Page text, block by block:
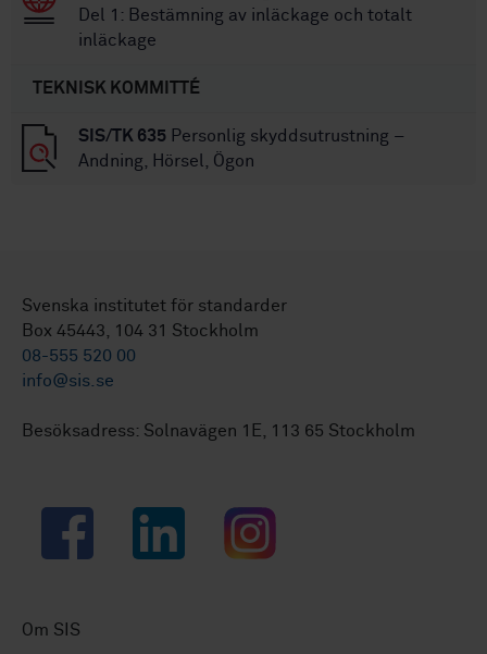
Del 1: Bestämning av inläckage och totalt
inläckage
TEKNISK KOMMITTÉ
SIS/TK 635 Personlig skyddsutrustning –
Andning, Hörsel, Ögon
Svenska institutet för standarder
Box 45443, 104 31 Stockholm
08-555 520 00
info@sis.se
Besöksadress: Solnavägen 1E, 113 65 Stockholm
Facebook LinkedIn Instagram
Om SIS